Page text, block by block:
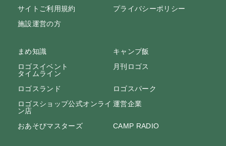
サイトご利用規約
プライバシーポリシー
施設運営の方
まめ知識
キャンプ飯
ロゴスイベント
タイムライン
月刊ロゴス
ロゴスランド
ロゴスパーク
ロゴスショップ公式オンライ
ン店
運営企業
おあそびマスターズ CAMP RADIO